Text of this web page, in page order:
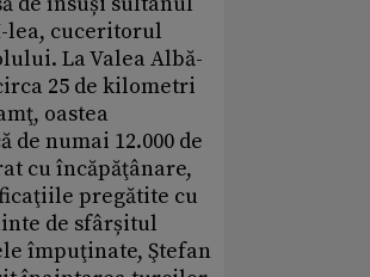
lea, cuceritorul
La Valea Albă-
25 de kilometri
oastea
de numai 12.000 de
cu încăpăţânare,
pregătite cu
de sfârșitul
împuţinate, Ştefan